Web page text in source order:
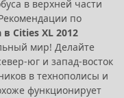
в верхней части
по
Cities XL 2012
мир! Делайте
юг и запад-восток
в технополисы и
функционирует